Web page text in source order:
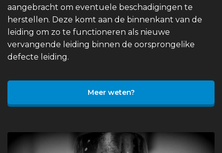
aangebracht om eventuele beschadigingen te
herstellen. Deze komt aan de binnenkant van de
leiding om zo te functioneren als nieuwe
vervangende leiding binnen de oorsprongelike
defecte leiding.
Meer weten?